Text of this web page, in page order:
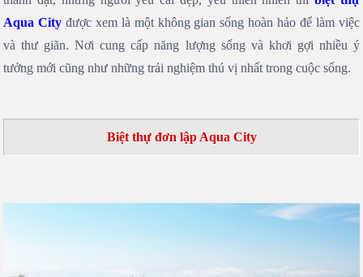
Aqua City được xem là một không gian sống hoàn hảo để làm việc
và thư giãn. Nơi cung cấp năng lượng sống và khơi gợi nhiều ý
tưởng mới cũng như những trải nghiệm thú vị nhất trong cuộc sống.
Biệt thự đơn lập Aqua City